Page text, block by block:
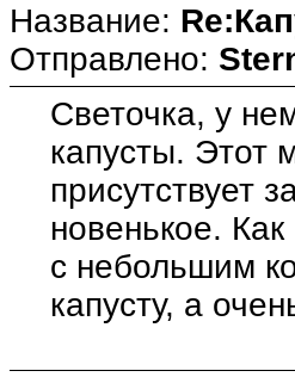
Название:
Отправлено:
Светочка, у
капусты. Этот
присутствует
новенькое.
с небольшим
капусту, а